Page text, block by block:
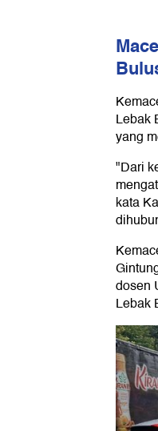
Lebak
yang
"Dari
kata
dosen
Lebak